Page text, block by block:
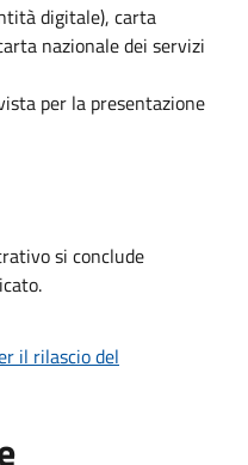
digitale), carta
nazionale dei servizi
per la presentazione
si conclude
il rilascio del